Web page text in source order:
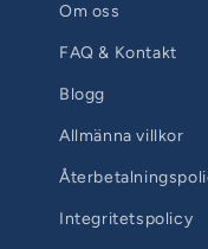
Om oss
FAQ & Kontakt
Blogg
Allmänna villkor
Integritetspolicy